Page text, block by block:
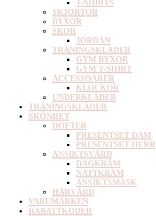
T-SHIRTS
SKJORTOR
BYXOR
SKOR
JORDAN
TRÄNINGSKLÄDER
GYM BYXOR
GYM T-SHIRT
ACCESSOARER
KLOCKOR
UNDERKLÄDER
TRÄNINGSKLÄDER
SKÖNHET
DOFTER
PRESENTSET DAM
PRESENTSET HERR
ANSIKTSVÅRD
DAGKRÄM
NATTKRÄM
ANSIKTSMASK
HÅRVÅRD
VARUMÄRKEN
RABATTKODER